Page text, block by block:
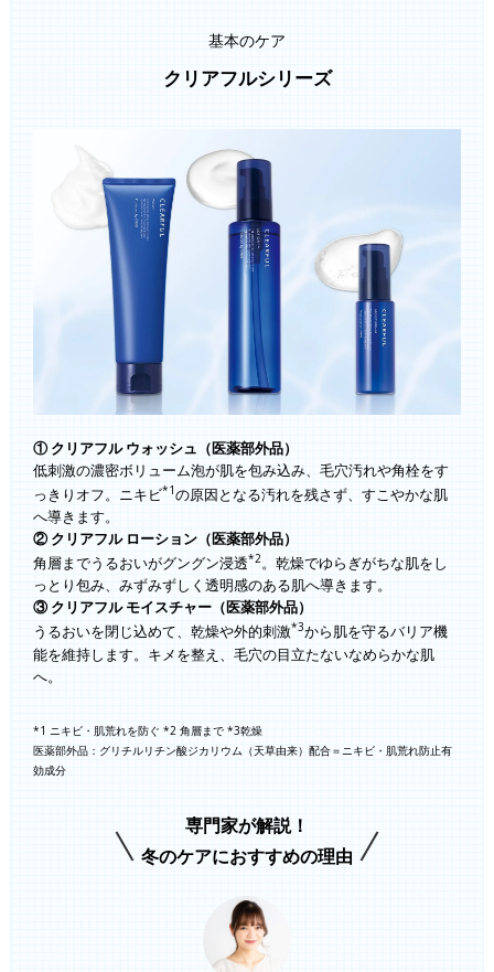
基本のケア
クリアフルシリーズ
① クリアフル ウォッシュ（医薬部外品）
低刺激の濃密ボリューム泡が肌を包み込み、毛穴汚れや角栓をす
っきりオフ。ニキビ*1の原因となる汚れを残さず、すこやかな肌
へ導きます。
② クリアフル ローション（医薬部外品）
角層までうるおいがグングン浸透*2。乾燥でゆらぎがちな肌をし
っとり包み、みずみずしく透明感のある肌へ導きます。
③ クリアフル モイスチャー（医薬部外品）
うるおいを閉じ込めて、乾燥や外的刺激*3から肌を守るバリア機
能を維持します。キメを整え、毛穴の目立たないなめらかな肌
へ。
*1 ニキビ・肌荒れを防ぐ *2 角層まで *3乾燥
医薬部外品：グリチルリチン酸ジカリウム（天草由来）配合＝ニキビ・肌荒れ防止有
効成分
専門家が解説！
冬のケアにおすすめの理由